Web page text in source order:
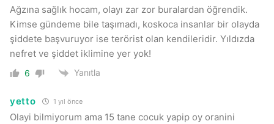
Ağzına sağlık hocam, olayı zar zor buralardan öğrendik.
Kimse gündeme bile taşımadı, koskoca insanlar bir olayda
şiddete başvuruyor ise terörist olan kendileridir. Yıldızda
nefret ve şiddet iklimine yer yok!
6 Yanıtla
yetto 1 yıl önce
Olayi bilmiyorum ama 15 tane cocuk yapip oy oranini